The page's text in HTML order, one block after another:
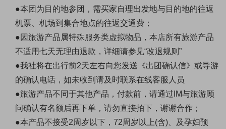
●本团为目的地参团，需买家自理出发地与目的地的往返
机票、机场到集合地点的往返交通费；
●因旅游产品属特殊服务类虚拟物品，本店所有旅游产品
不适用七天无理由退款，详细请参见“改退规则”
●我社将在出行前2天左右向您发送《出团确认信》或导游
的确认电话，如未收到请及时联系在线客服人员
●旅游产品不同于其他产品，付款前，请通过IM与旅游顾
问确认有名额后再下单，请勿直接拍下，谢谢合作；
●本产品不接受2周岁以下，72周岁以上(含)、及孕妇预